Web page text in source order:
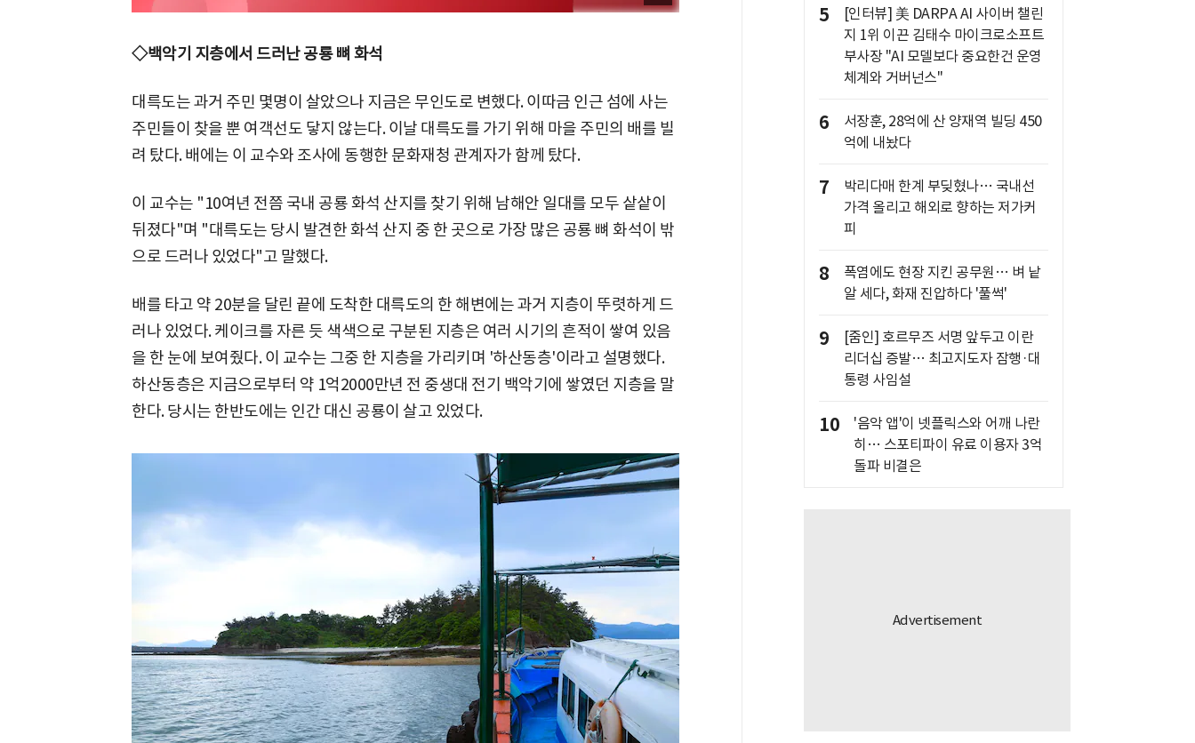
◇백악기 지층에서 드러난 공룡 뼈 화석
대륵도는 과거 주민 몇명이 살았으나 지금은 무인도로 변했다. 이따금 인근 섬에 사는
주민들이 찾을 뿐 여객선도 닿지 않는다. 이날 대륵도를 가기 위해 마을 주민의 배를 빌
려 탔다. 배에는 이 교수와 조사에 동행한 문화재청 관계자가 함께 탔다.
이 교수는 "10여년 전쯤 국내 공룡 화석 산지를 찾기 위해 남해안 일대를 모두 샅샅이
뒤졌다"며 "대륵도는 당시 발견한 화석 산지 중 한 곳으로 가장 많은 공룡 뼈 화석이 밖
으로 드러나 있었다"고 말했다.
배를 타고 약 20분을 달린 끝에 도착한 대륵도의 한 해변에는 과거 지층이 뚜렷하게 드
러나 있었다. 케이크를 자른 듯 색색으로 구분된 지층은 여러 시기의 흔적이 쌓여 있음
을 한 눈에 보여줬다. 이 교수는 그중 한 지층을 가리키며 '하산동층'이라고 설명했다.
하산동층은 지금으로부터 약 1억2000만년 전 중생대 전기 백악기에 쌓였던 지층을 말
한다. 당시는 한반도에는 인간 대신 공룡이 살고 있었다.
5
[인터뷰] 美 DARPA AI 사이버 챌린
지 1위 이끈 김태수 마이크로소프트
부사장 "AI 모델보다 중요한건 운영
체계와 거버넌스"
6
서장훈, 28억에 산 양재역 빌딩 450
억에 내놨다
7
박리다매 한계 부딪혔나… 국내선
가격 올리고 해외로 향하는 저가커
피
8
폭염에도 현장 지킨 공무원… 벼 낱
알 세다, 화재 진압하다 '풀썩'
9
[줌인] 호르무즈 서명 앞두고 이란
리더십 증발… 최고지도자 잠행·대
통령 사임설
10
'음악 앱'이 넷플릭스와 어깨 나란
히… 스포티파이 유료 이용자 3억
돌파 비결은